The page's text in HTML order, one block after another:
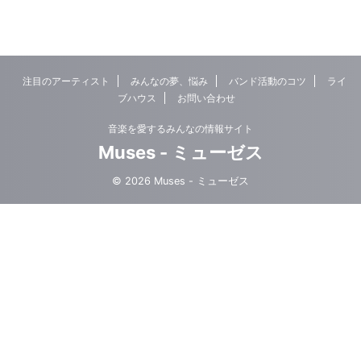
注目のアーティスト みんなの夢、悩み バンド活動のコツ
ライ
ブハウス
お問い合わせ
音楽を愛するみんなの情報サイト
Muses - ミューゼス
© 2026 Muses - ミューゼス